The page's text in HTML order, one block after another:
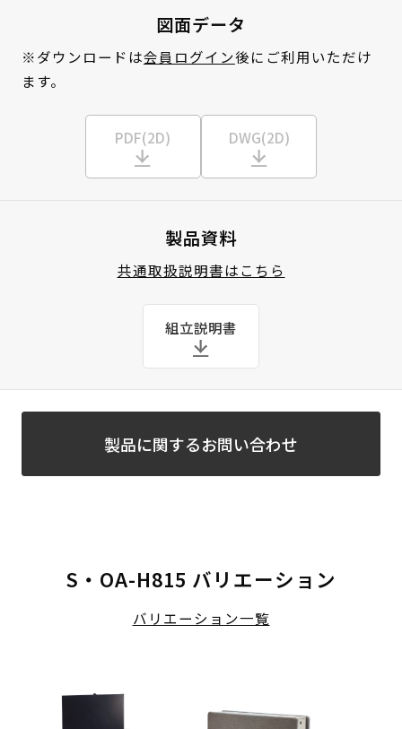
図面データ
※ダウンロードは会員ログイン後にご利用いただけ
ます。
PDF(2D) DWG(2D)
製品資料
共通取扱説明書はこちら
組立説明書
製品に関するお問い合わせ
S・OA-H815 バリエーション
バリエーション一覧